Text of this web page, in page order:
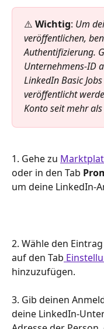
⚠️ Wichtig: Um
veröffentlichen,
Authentifizierung.
Unternehmens-ID
LinkedIn Basic
veröffentlicht
Konto seit mehr
1. Gehe zu
oder in den Tab
um deine LinkedIn-
2. Wähle den
auf den Tab
hinzuzufügen.
3. Gib deinen
deine LinkedIn-